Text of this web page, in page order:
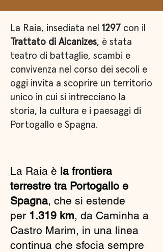
La Raia, insediata nel 1297 con il
Trattato di Alcanizes, è stata
teatro di battaglie, scambi e
convivenza nel corso dei secoli e
oggi invita a scoprire un territorio
unico in cui si intrecciano la
storia, la cultura e i paesaggi di
Portogallo e Spagna.
La Raia è la frontiera
terrestre tra Portogallo e
Spagna, che si estende
per 1.319 km, da Caminha a
Castro Marim, in una linea
continua che sfocia sempre